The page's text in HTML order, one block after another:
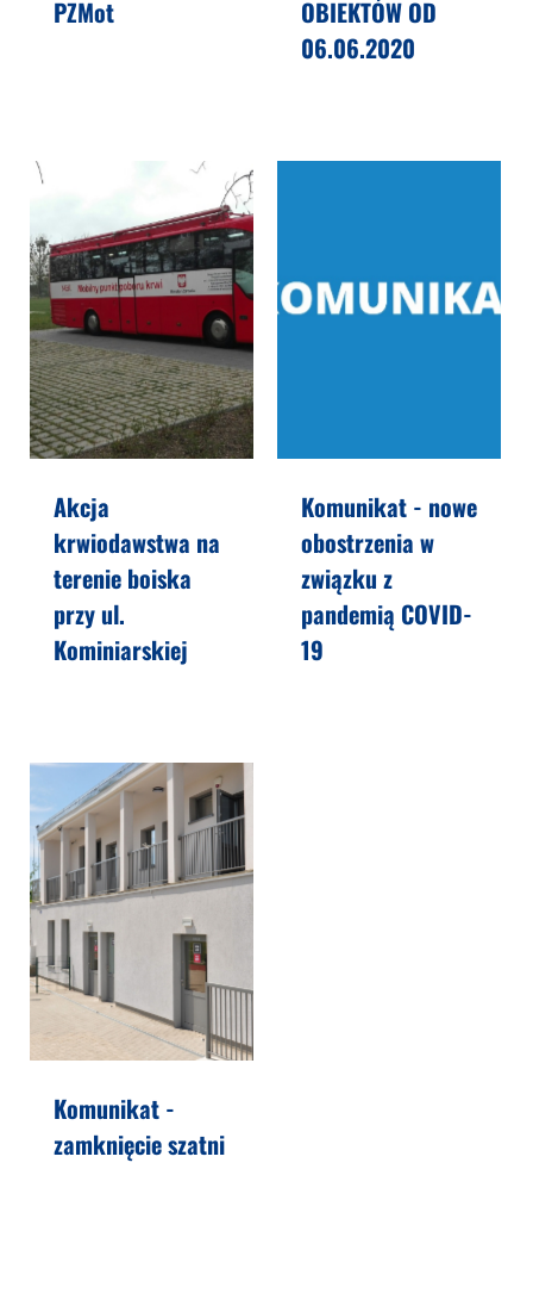
PZMot
OBIEKTÓW OD
06.06.2020
Akcja
krwiodawstwa na
terenie boiska
przy ul.
Kominiarskiej
Komunikat - nowe
obostrzenia w
związku z
pandemią COVID-
19
Komunikat -
zamknięcie szatni